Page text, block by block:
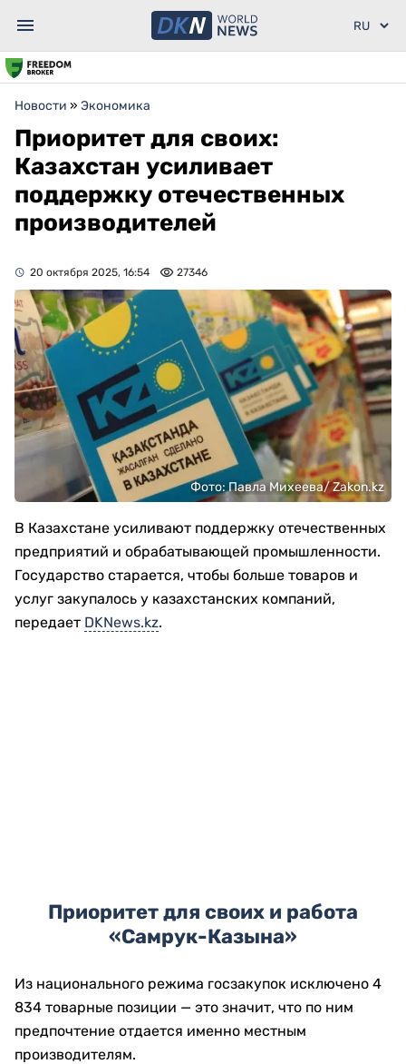
Новости » Экономика
Приоритет для своих:
Казахстан усиливает
поддержку отечественных
производителей
20 октября 2025, 16:54 27346
Фото: Павла Михеева/ Zakon.kz
В Казахстане усиливают поддержку отечественных
предприятий и обрабатывающей промышленности.
Государство старается, чтобы больше товаров и
услуг закупалось у казахстанских компаний,
передает DKNews.kz.
Приоритет для своих и работа
«Самрук-Казына»
Из национального режима госзакупок исключено 4
834 товарные позиции — это значит, что по ним
предпочтение отдается именно местным
производителям.